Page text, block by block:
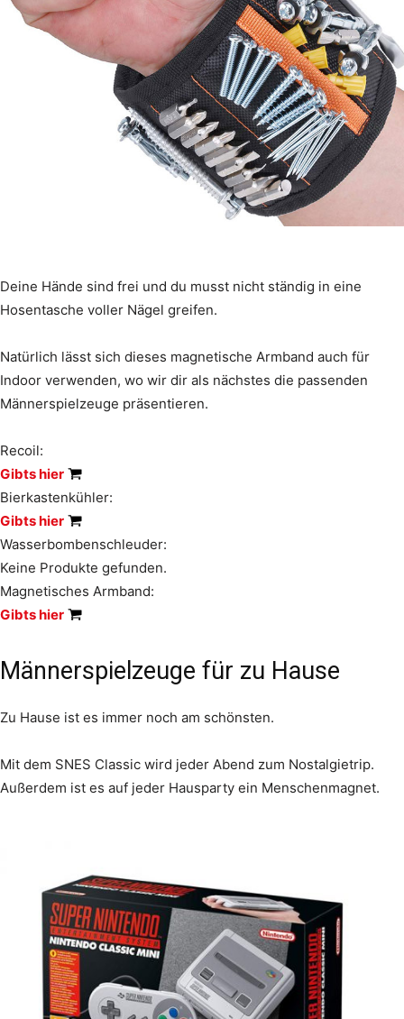
Deine Hände sind frei und du musst nicht ständig in eine
Hosentasche voller Nägel greifen.
Natürlich lässt sich dieses magnetische Armband auch für
Indoor verwenden, wo wir dir als nächstes die passenden
Männerspielzeuge präsentieren.
Recoil:
Gibts hier
Bierkastenkühler:
Gibts hier
Wasserbombenschleuder:
Keine Produkte gefunden.
Magnetisches Armband:
Gibts hier
Männerspielzeuge für zu Hause
Zu Hause ist es immer noch am schönsten.
Mit dem SNES Classic wird jeder Abend zum Nostalgietrip.
Außerdem ist es auf jeder Hausparty ein Menschenmagnet.